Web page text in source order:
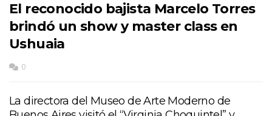
El reconocido bajista Marcelo Torres
brindó un show y master class en
Ushuaia
0
La directora del Museo de Arte Moderno de